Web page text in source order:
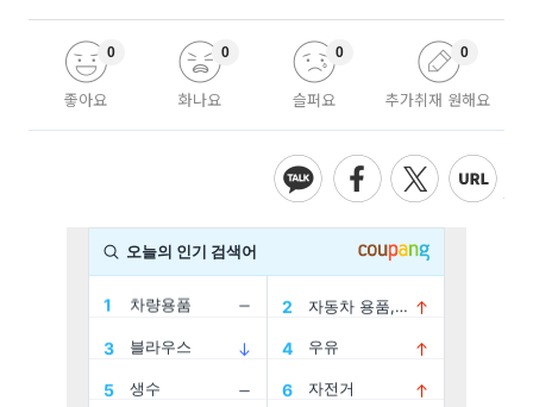
좋아요
0
화나요
0
슬퍼요
0
추가취재 원해요
0